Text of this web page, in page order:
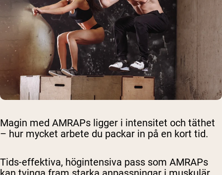
Magin med AMRAPs ligger i intensitet och täthet
– hur mycket arbete du packar in på en kort tid.
Tids-effektiva, högintensiva pass som AMRAPs